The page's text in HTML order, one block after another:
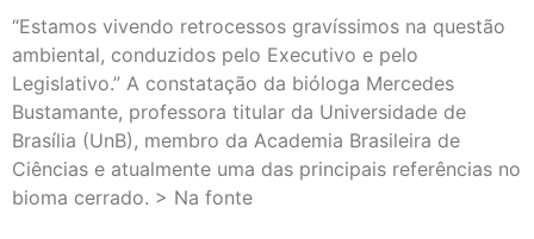
“Estamos vivendo retrocessos gravíssimos na questão
ambiental, conduzidos pelo Executivo e pelo
Legislativo.” A constatação da bióloga Mercedes
Bustamante, professora titular da Universidade de
Brasília (UnB), membro da Academia Brasileira de
Ciências e atualmente uma das principais referências no
bioma cerrado. > Na fonte